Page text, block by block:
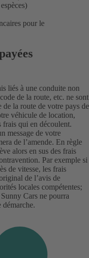
pour le
liés à une conduite non
de la route, etc. ne sont
de la route de votre pays de
véhicule de location,
frais qui en découlent.
message de votre
de l’amende. En règle
alors en sus des frais
Par exemple si
de vitesse, les frais
de l’avis de
locales compétentes;
Cars ne pourra
démarche.